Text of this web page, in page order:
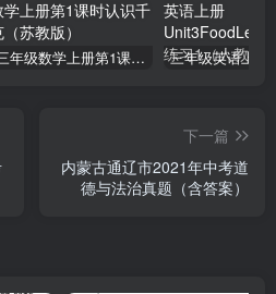
三年级数学上册第1课时认识千克（苏教版）
下一篇
内蒙古通辽市2021年中考道
德与法治真题（含答案）